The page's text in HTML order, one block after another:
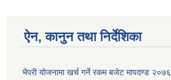
ऐन, कानुन तथा निर्देशिका
भैपरी योजनामा खर्च गर्ने रकम बजेट मापदण्ड २०७६